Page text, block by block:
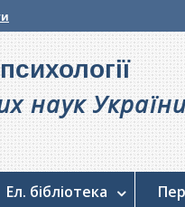
наук
Ел. бібліотека